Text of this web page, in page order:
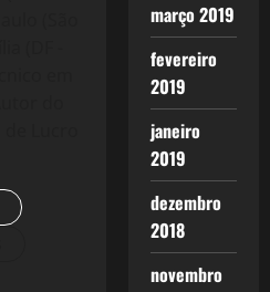
março 2019
fevereiro
2019
janeiro
2019
dezembro
2018
novembro